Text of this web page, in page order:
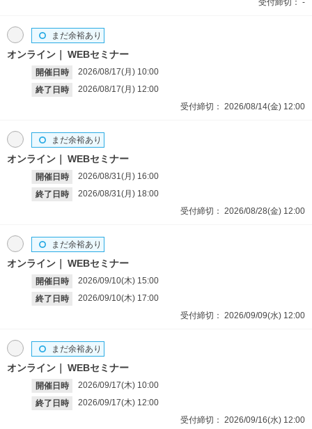
受付締切： -
オンライン WEBセミナー
開催日時 2026/08/17(月) 10:00
終了日時
2026/08/17(月) 12:00
まだ余裕あり
受付締切： 2026/08/14(金) 12:00
オンライン WEBセミナー
開催日時 2026/08/31(月) 16:00
終了日時
2026/08/31(月) 18:00
まだ余裕あり
受付締切： 2026/08/28(金) 12:00
オンライン WEBセミナー
開催日時 2026/09/10(木) 15:00
終了日時
2026/09/10(木) 17:00
まだ余裕あり
受付締切： 2026/09/09(水) 12:00
オンライン WEBセミナー
開催日時 2026/09/17(木) 10:00
終了日時
2026/09/17(木) 12:00
まだ余裕あり
受付締切： 2026/09/16(水) 12:00